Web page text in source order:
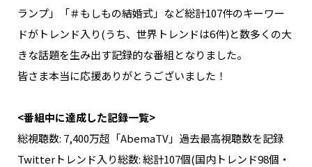
CHIZULOG
FAQ
メールマガジン登録/解除
ランプ」「＃もしもの結婚式」など総計107件のキーワー
ドがトレンド入り(うち、世界トレンドは6件)と数多くの大
きな話題を生み出す記録的な番組となりました。
皆さま本当に応援ありがとうございました！
<番組中に達成した記録一覧>
総視聴数: 7,400万超「AbemaTV」過去最高視聴数を記録
Twitterトレンド入り総数: 総計107個(国内トレンド98個・